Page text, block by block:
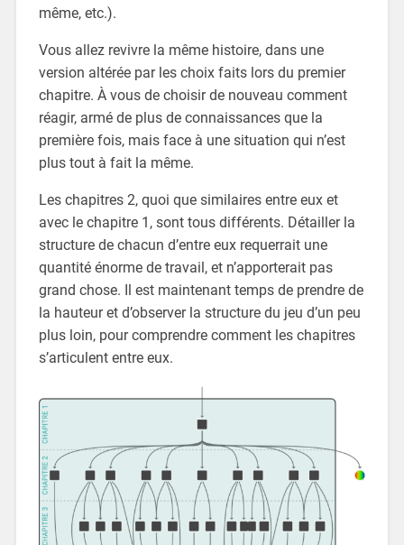
même, etc.).
Vous allez revivre la même histoire, dans une
version altérée par les choix faits lors du premier
chapitre. À vous de choisir de nouveau comment
réagir, armé de plus de connaissances que la
première fois, mais face à une situation qui n’est
plus tout à fait la même.
Les chapitres 2, quoi que similaires entre eux et
avec le chapitre 1, sont tous différents. Détailler la
structure de chacun d’entre eux requerrait une
quantité énorme de travail, et n’apporterait pas
grand chose. Il est maintenant temps de prendre de
la hauteur et d’observer la structure du jeu d’un peu
plus loin, pour comprendre comment les chapitres
s’articulent entre eux.